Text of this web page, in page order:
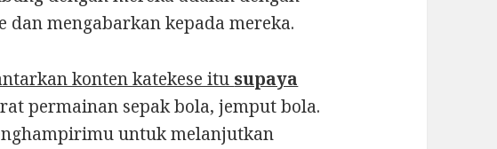
dan mengabarkan kepada mereka.
konten katekese itu supaya
permainan sepak bola, jemput bola.
untuk melanjutkan